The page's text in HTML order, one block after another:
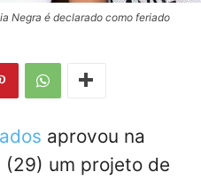
Negra é declarado como feriado
aprovou na
um projeto de